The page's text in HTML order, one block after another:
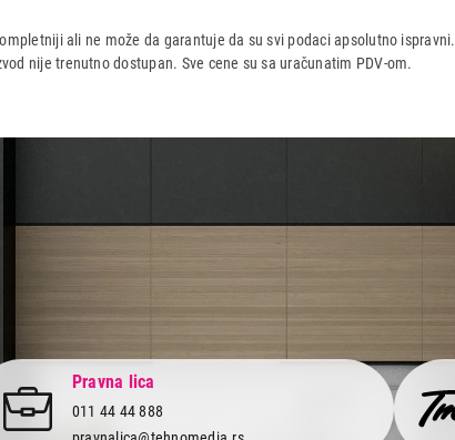
ali ne može da garantuje da su svi podaci apsolutno ispravni.
nije trenutno dostupan. Sve cene su sa uračunatim PDV-om.
Pravna lica
011 44 44 888